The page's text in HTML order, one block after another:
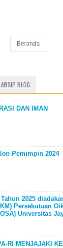
Beranda
ARSIP BLOG
DAN IMAN
Pemimpin 2024
2025
Persekutuan
Universitas
RI MENJAJAKI